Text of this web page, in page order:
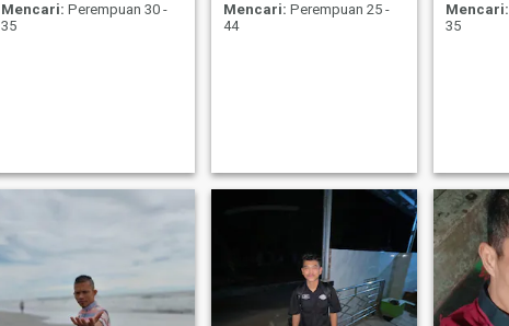
Mencari: Perempuan 30 -
35
Mencari: Perempuan 25 -
44
Mencari:
35